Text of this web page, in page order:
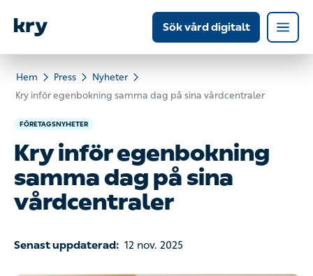
Sök vård digitalt
Hem Press
Nyheter
Kry inför egenbokning samma dag på sina vårdcentraler
FÖRETAGSNYHETER
Kry inför egenbokning
samma dag på sina
vårdcentraler
Senast uppdaterad: 12 nov. 2025